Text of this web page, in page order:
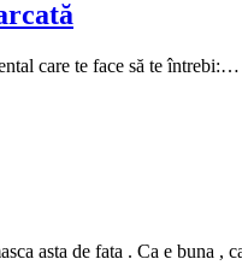
care te face să te întrebi:…
asta de fata . Ca e buna ,